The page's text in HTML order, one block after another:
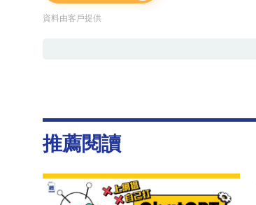
資料由客戶提供
推薦閱讀